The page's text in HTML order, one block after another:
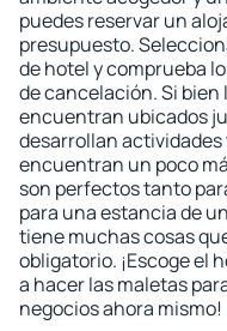
puedes reservar un
presupuesto.
de hotel y comprueba
de cancelación. Si
encuentran ubicados
desarrollan
encuentran un poco
son perfectos tanto
para una estancia de
tiene muchas cosas
obligatorio. ¡Escoge el
a hacer las maletas
negocios ahora mismo!